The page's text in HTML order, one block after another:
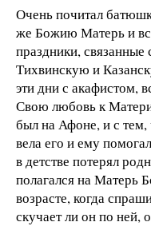
Очень почитал
же Божию Матерь и
праздники,
Тихвинскую и
эти дни с акафистом,
Свою любовь к
был на Афоне, и с
вела его и ему
в детстве потерял
полагался на
возрасте, когда
скучает ли он по ней,